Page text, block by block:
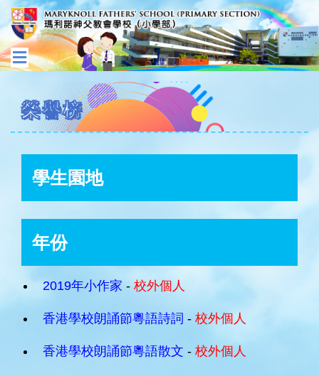
榮譽榜
學生園地
年份
2019年小作家 - 校外個人
香港學校朗誦節粵語詩詞 - 校外個人
香港學校朗誦節粵語散文 - 校外個人